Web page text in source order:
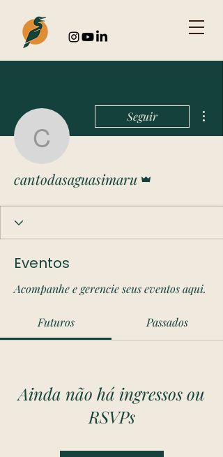
Seguir
cantodasaguasimaru
Eventos
Acompanhe e gerencie seus eventos aqui.
Futuros Passados
Ainda não há ingressos ou
RSVPs